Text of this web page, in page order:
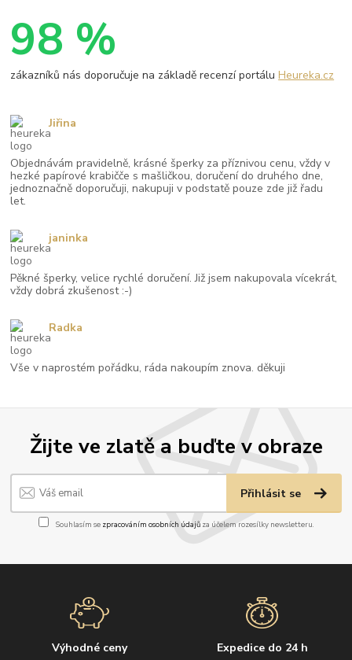
Žijte ve zlatě a buďte v obraze
Přihlásit se
Souhlasím se zpracováním osobních údajůza účelem rozesílky newsletteru.
Výhodné ceny Expedice do 24 h
98 %
zákazníků nás doporučuje na základě recenzí portáluHeureka.cz
Objednávám pravidelně, krásné šperky za příznivou cenu, vždy v
hezké papírové krabičče s mašličkou, doručení do druhého dne,
jednoznačně doporučuji, nakupuji v podstatě pouze zde již řadu
let.
Jiřina
Pěkné šperky, velice rychlé doručení. Již jsem nakupovala vícekrát,
vždy dobrá zkušenost :-)
janinka
Vše v naprostém pořádku, ráda nakoupím znova. děkuji
Radka